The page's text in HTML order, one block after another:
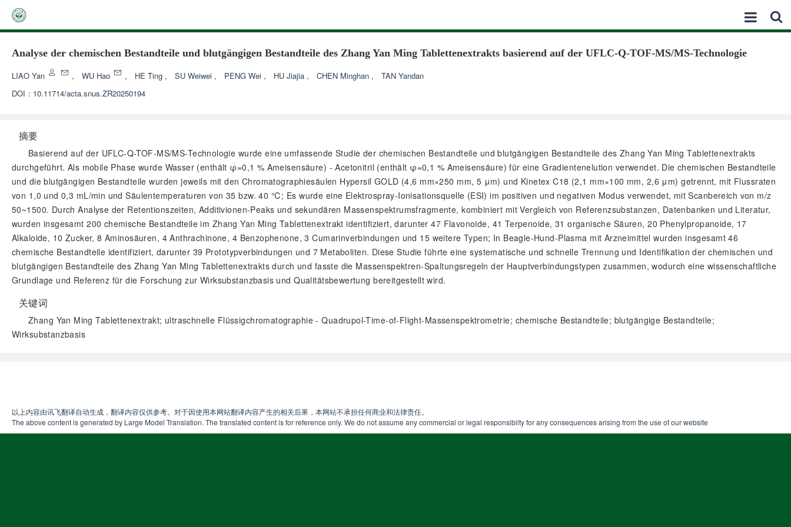
Analyse der chemischen Bestandteile und blutgängigen Bestandteile des Zhang Yan Ming Tablettenextrakts basierend auf der UFLC-Q-TOF-MS/MS-Technologie
LIAO Yan , WU Hao , HE Ting , SU Weiwei , PENG Wei , HU Jiajia , CHEN Minghan ,
TAN Yandan
DOI： 10.11714/acta.snus.ZR20250194
摘要
Basierend auf der UFLC-Q-TOF-MS/MS-Technologie wurde eine umfassende Studie der chemischen Bestandteile und blutgängigen Bestandteile des Zhang Yan Ming Tablettenextrakts
durchgeführt. Als mobile Phase wurde Wasser (enthält φ=0,1 % Ameisensäure) - Acetonitril (enthält φ=0,1 % Ameisensäure) für eine Gradientenelution verwendet. Die chemischen Bestandteile
und die blutgängigen Bestandteile wurden jeweils mit den Chromatographiesäulen Hypersil GOLD (4,6 mm×250 mm, 5 μm) und Kinetex C18 (2,1 mm×100 mm, 2,6 μm) getrennt, mit Flussraten
von 1,0 und 0,3 mL/min und Säulentemperaturen von 35 bzw. 40 ℃; Es wurde eine Elektrospray-Ionisationsquelle (ESI) im positiven und negativen Modus verwendet, mit Scanbereich von m/z
50~1500. Durch Analyse der Retentionszeiten, Additivionen-Peaks und sekundären Massenspektrumsfragmente, kombiniert mit Vergleich von Referenzsubstanzen, Datenbanken und Literatur,
wurden insgesamt 200 chemische Bestandteile im Zhang Yan Ming Tablettenextrakt identifiziert, darunter 47 Flavonoide, 41 Terpenoide, 31 organische Säuren, 20 Phenylpropanoide, 17
Alkaloide, 10 Zucker, 8 Aminosäuren, 4 Anthrachinone, 4 Benzophenone, 3 Cumarinverbindungen und 15 weitere Typen; In Beagle-Hund-Plasma mit Arzneimittel wurden insgesamt 46
chemische Bestandteile identifiziert, darunter 39 Prototypverbindungen und 7 Metaboliten. Diese Studie führte eine systematische und schnelle Trennung und Identifikation der chemischen und
blutgängigen Bestandteile des Zhang Yan Ming Tablettenextrakts durch und fasste die Massenspektren-Spaltungsregeln der Hauptverbindungstypen zusammen, wodurch eine wissenschaftliche
Grundlage und Referenz für die Forschung zur Wirksubstanzbasis und Qualitätsbewertung bereitgestellt wird.
关键词
Zhang Yan Ming Tablettenextrakt; ultraschnelle Flüssigchromatographie - Quadrupol-Time-of-Flight-Massenspektrometrie; chemische Bestandteile; blutgängige Bestandteile;
Wirksubstanzbasis
以上内容由讯飞翻译自动生成，翻译内容仅供参考。对于因使用本网站翻译内容产生的相关后果，本网站不承担任何商业和法律责任。
The above content is generated by Large Model Translation. The translated content is for reference only. We do not assume any commercial or legal responsibilty for any consequences arising from the use of our website